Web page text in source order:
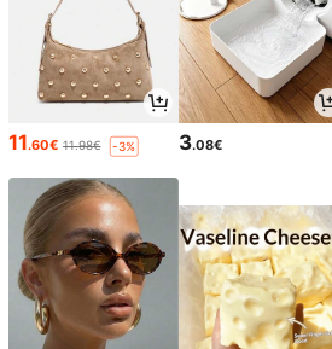
11.60€ 11.98€ -3% 3.08€